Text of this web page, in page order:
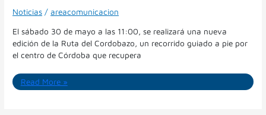
Noticias / areacomunicacion
El sábado 30 de mayo a las 11:00, se realizará una nueva
edición de la Ruta del Cordobazo, un recorrido guiado a pie por
el centro de Córdoba que recupera
Read More »